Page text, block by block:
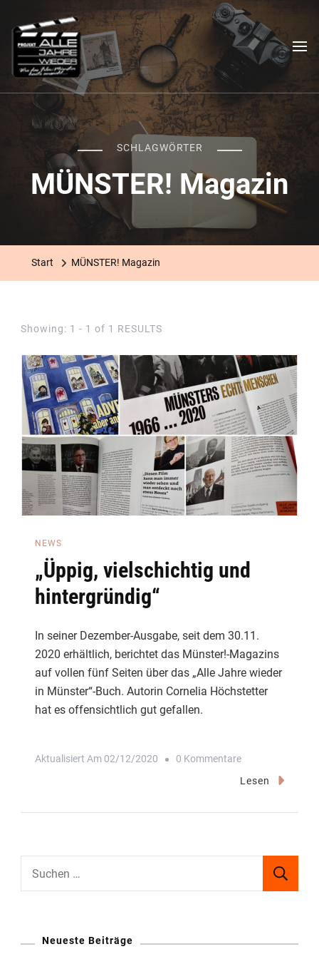
Das "Alle Jahre wieder"-
Projekt
Ein filmischer Stadtrundgang
SCHLAGWÖRTER
MÜNSTER! Magazin
Start MÜNSTER! Magazin
Showing: 1 - 1 of 1 RESULTS
NEWS
„Üppig, vielschichtig und
hintergründig“
In seiner Dezember-Ausgabe, seit dem 30.11.
2020 erhältlich, berichtet das Münster!-Magazins
auf vollen fünf Seiten über das „Alle Jahre wieder
in Münster“-Buch. Autorin Cornelia Höchstetter
hat es offensichtlich gut gefallen.
Aktualisiert Am 02/12/2020 0 KommentareZu
„Üppig,
Lesen
Suchen
Neueste Beiträge